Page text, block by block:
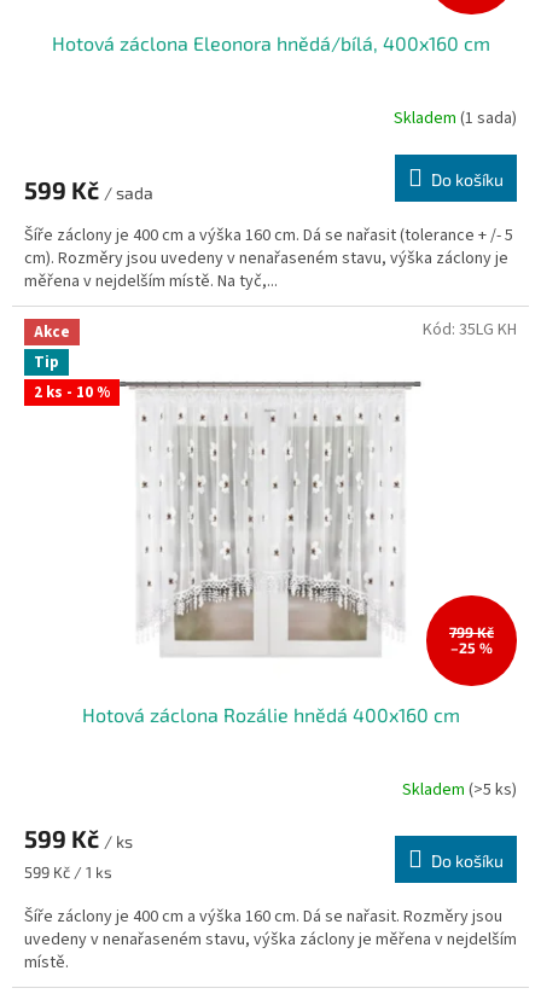
Hotová záclona Eleonora hnědá/bílá, 400x160 cm
Skladem (1 sada)
599 Kč / sada
Do košíku
Šíře záclony je 400 cm a výška 160 cm. Dá se nařasit (tolerance + /- 5
cm). Rozměry jsou uvedeny v nenařaseném stavu, výška záclony je
měřena v nejdelším místě. Na tyč,...
Akce
Tip
2 ks - 10 %
799 Kč
–25 %
Hotová záclona Rozálie hnědá 400x160 cm
Skladem (>5 ks)
599 Kč / ks
Měrná
599 Kč / 1 ks
Do košíku
Šíře záclony je 400 cm a výška 160 cm. Dá se nařasit. Rozměry jsou
uvedeny v nenařaseném stavu, výška záclony je měřena v nejdelším
místě.
Kód: 35LG KH